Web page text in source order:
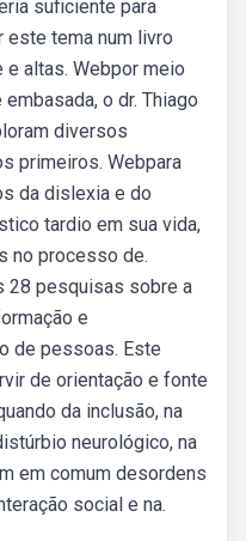
suficiente para
este tema num livro
altas. Webpor meio
o dr. Thiago
diversos
primeiros. Webpara
da dislexia e do
tardio em sua vida,
no processo de.
28 pesquisas sobre a
e
de pessoas. Este
de orientação e fonte
da inclusão, na
neurológico, na
em comum desordens
social e na.